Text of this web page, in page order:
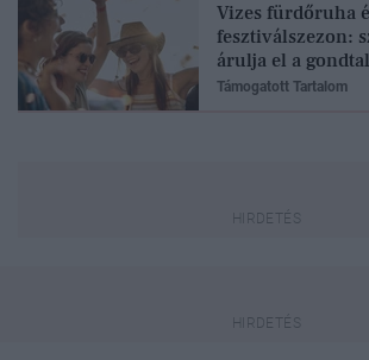
Vizes fürdőruha
fesztiválszezon:
árulja el a
Támogatott Tartalom